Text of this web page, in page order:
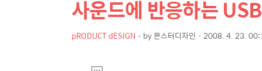
상
컨
본
문
제
사운드에 반응하는
pRODUCT dESIGN by몬스터디자인 2008. 4. 23.
댓